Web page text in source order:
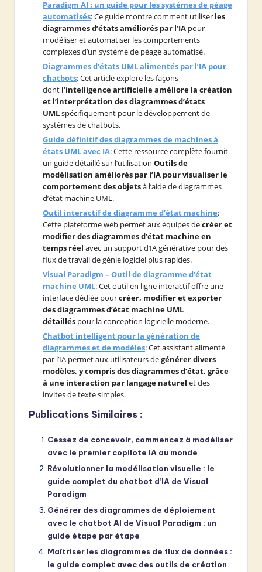
Paradigm AI : un guide pour les systèmes de péage
automatisés: Ce guide montre comment utiliser les
diagrammes d’états améliorés par l’IA pour
modéliser et automatiser les comportements
complexes d’un système de péage automatisé.
Diagrammes d’états UML alimentés par l’IA pour
chatbots: Cet article explore les façons
dont l’intelligence artificielle améliore la création
et l’interprétation des diagrammes d’états
UMLspécifiquement pour le développement de
systèmes de chatbots.
Guide définitif des diagrammes de machines à
états UML avec IA: Cette ressource complète fournit
un guide détaillé sur l’utilisation Outils de
modélisation améliorés par l’IA pour visualiser le
comportement des objetsà l’aide de diagrammes
d’état machine UML.
Outil interactif de diagramme d’état machine:
Cette plateforme web permet aux équipes decréer et
modifier des diagrammes d’état machine en
temps réel avec un support d’IA générative pour des
flux de travail de génie logiciel plus rapides.
Visual Paradigm – Outil de diagramme d’état
machine UML: Cet outil en ligne interactif offre une
interface dédiée pourcréer, modifier et exporter
des diagrammes d’état machine UML
détaillés pour la conception logicielle moderne.
Chatbot intelligent pour la génération de
diagrammes et de modèles: Cet assistant alimenté
par l’IA permet aux utilisateurs degénérer divers
modèles, y compris des diagrammes d’état, grâce
à une interaction par langage naturel et des
invites de texte simples.
Publications Similaires :
Cessez de concevoir, commencez à modéliser
avec le premier copilote IA au monde
Révolutionner la modélisation visuelle : le
guide complet du chatbot d’IA de Visual
Paradigm
Générer des diagrammes de déploiement
avec le chatbot AI de Visual Paradigm : un
guide étape par étape
Maîtriser les diagrammes de flux de données :
le guide complet avec des outils de création